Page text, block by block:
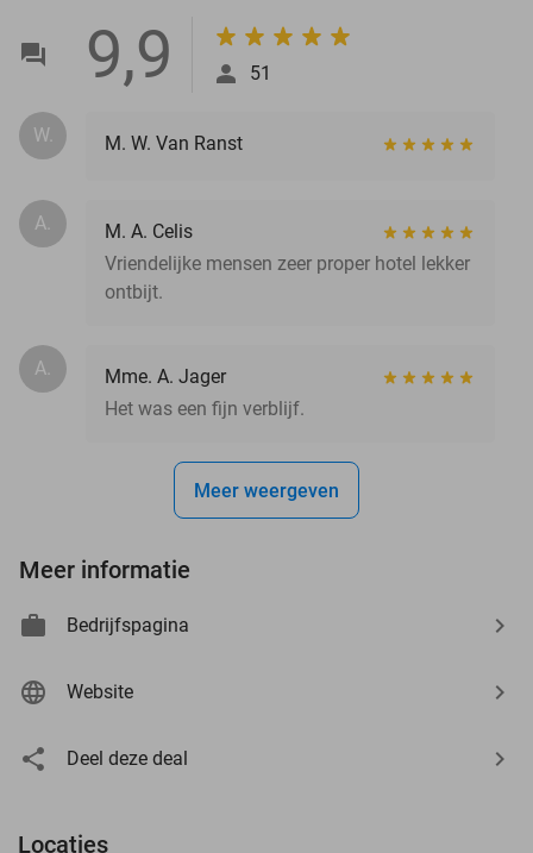
9,9 51
W. M. W. Van Ranst
A.
M. A. Celis
Vriendelijke mensen zeer proper hotel lekker
ontbijt.
A.
Mme. A. Jager
Het was een fijn verblijf.
Meer weergeven
Meer informatie
Bedrijfspagina
Website
Deel deze deal
Locaties